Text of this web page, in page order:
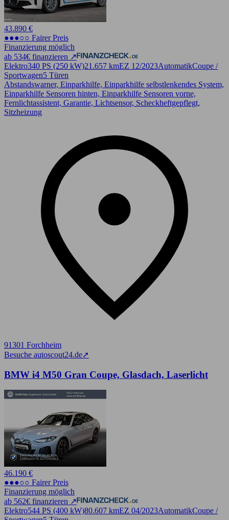
43.890 €
●●●○○ Fairer Preis
Finanzierung möglich
ab 534€ finanzieren ↗
Elektro340 PS (250 kW)21.657 kmEZ 12/2023AutomatikCoupe /
Sportwagen5 Türen
Abstandswarner, Einparkhilfe, Einparkhilfe selbstlenkendes System,
Einparkhilfe Sensoren hinten, Einparkhilfe Sensoren vorne,
Fernlichtassistent, Garantie, Lichtsensor, Scheckheftgepflegt,
Sitzheizung
91301 Forchheim
Besuche autoscout24.de➚
BMW i4 M50 Gran Coupe, Glasdach, Laserlicht
46.190 €
●●●○○ Fairer Preis
Finanzierung möglich
ab 562€ finanzieren ↗
Elektro544 PS (400 kW)80.607 kmEZ 04/2023AutomatikCoupe /